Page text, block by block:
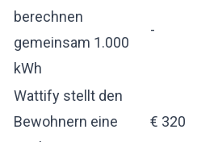
berechnen
gemeinsam 1.000
kWh
-
Wattify stellt den
Bewohnern eine
€ 320